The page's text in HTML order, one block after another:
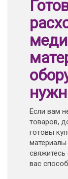
Если вам
товаров,
готовы
вас